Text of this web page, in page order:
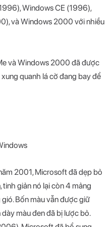
Windows CE (1996),
và Windows 2000 với nhiều
và Windows 2000 đã được
quanh lá cờ đang bay để
2001, Microsoft đã dẹp bỏ
giản nó lại còn 4 mảng
Bốn màu vẫn được giữ
màu đen đã bị lược bỏ.